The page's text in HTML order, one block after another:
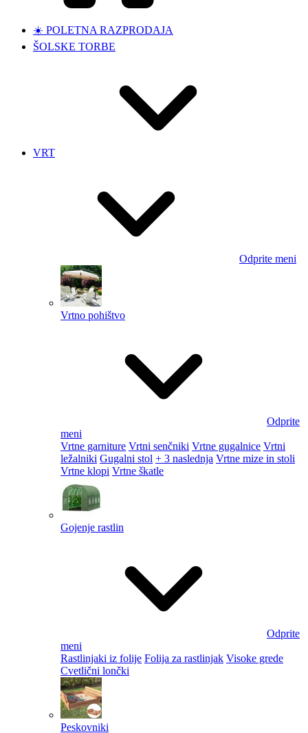
☀️ POLETNA RAZPRODAJA
ŠOLSKE TORBE
VRT
Odprite meni
Vrtno pohištvo
Odprite
meni
Vrtne garniture Vrtni senčniki Vrtne gugalnice Vrtni
ležalniki Gugalni stol + 3 naslednja Vrtne mize in stoli
Vrtne klopi Vrtne škatle
Gojenje rastlin
Odprite
meni
Rastlinjaki iz folije Folija za rastlinjak Visoke grede
Cvetlični lončki
Peskovniki